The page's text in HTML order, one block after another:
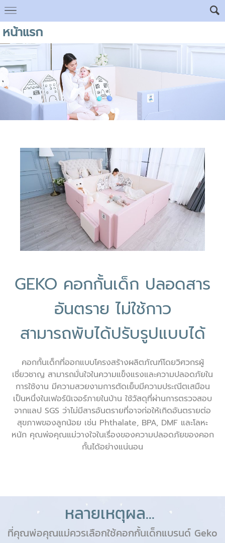
หน้าแรก
GEKO คอกกั้นเด็ก ปลอดสาร
อันตราย ไม่ใช้กาว
สามารถพับได้ปรับรูปแบบได้
คอกกั้นเด็กที่ออกแบบโครงสร้างผลิตภัณฑ์โดยวิศวกรผู้
เชี่ยวชาญ สามารถมั่นใจในความแข็งแรงและความปลอดภัยใน
การใช้งาน มีความสวยงามการตัดเย็บมีความประณีตเสมือน
เป็นหนึ่งในเฟอร์นิเจอร์ภายในบ้าน ใช้วัสดุที่ผ่านการตรวจสอบ
จากแลป SGS ว่าไม่มีสารอันตรายที่อาจก่อให้เกิดอันตรายต่อ
สุขภาพของลูกน้อย เช่น Phthalate, BPA, DMF และโลหะ
หนัก คุณพ่อคุณแม่วางใจในเรื่องของความปลอดภัยของคอก
กั้นได้อย่างแน่นอน
หลายเหตุผล...
ที่คุณพ่อคุณแม่ควรเลือกใช้คอกกั้นเด็กแบรนด์ Geko